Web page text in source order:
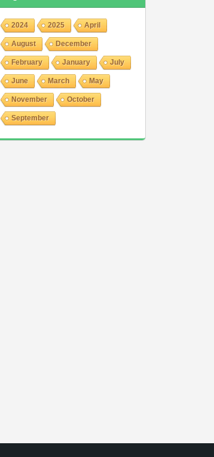
2024 2025 April
August December
February January July
June March May
November October
September